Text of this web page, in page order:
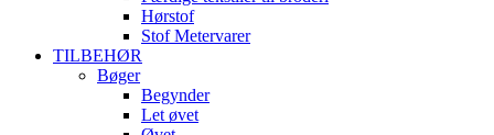
Hørstof
Stof Metervarer
TILBEHØR
Bøger
Begynder
Let øvet